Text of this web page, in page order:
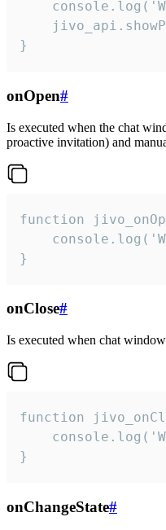
}
onOpen#
Is executed when the chat
proactive invitation) and
function
}
onClose#
Is executed when chat
function
}
onChangeState#